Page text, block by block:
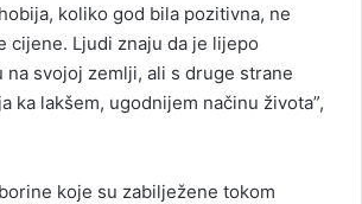
koliko god bila pozitivna, ne
cijene. Ljudi znaju da je lijepo
na svojoj zemlji, ali s druge strane
ka lakšem, ugodnijem načinu života”,
koje su zabilježene tokom